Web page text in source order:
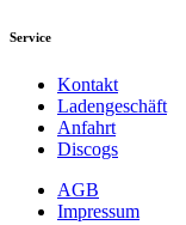
Service
Kontakt
Ladengeschäft
Anfahrt
Discogs
AGB
Impressum